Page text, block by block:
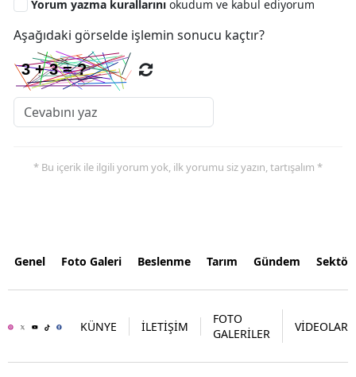
Yorum yazma kurallarını okudum ve kabul ediyorum
Aşağıdaki görselde işlemin sonucu kaçtır?
* Bu içerik ile ilgili yorum yok, ilk yorumu siz yazın, tartışalım *
Genel Foto Galeri Beslenme Tarım Gündem
KÜNYE İLETİŞİM
FOTO
GALERİLER
VİDEOLAR